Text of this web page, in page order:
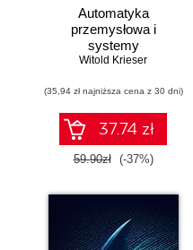
Automatyka
przemysłowa i
systemy
sterowania w
Witold Krieser
(35,94 zł najniższa cena z 30 dni)
37.74 zł
59.90zł (-37%)